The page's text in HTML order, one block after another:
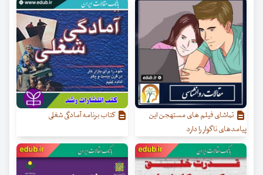
تماشای فیلم های مستهجن این
پیامدهای ناگوار را دارد
کتاب برنامه آمادگی شغلی